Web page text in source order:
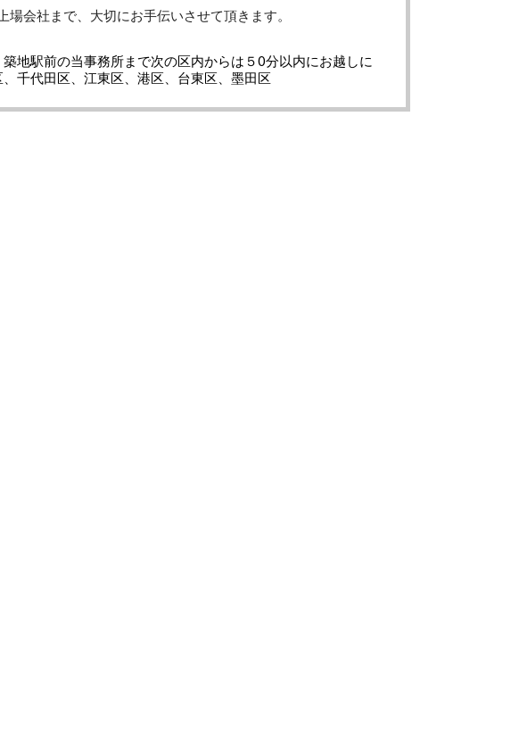
会社まで、大切にお手伝いさせて頂きます。
地駅前の当事務所まで次の区内からは５0分以内にお越しに
千代田区、江東区、港区、台東区、墨田区